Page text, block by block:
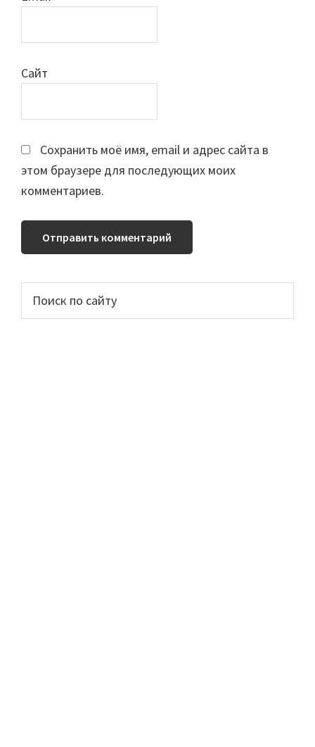
Сайт
Сохранить моё имя, email и адрес сайта в
этом браузере для последующих моих
комментариев.
Основной
сайдбар